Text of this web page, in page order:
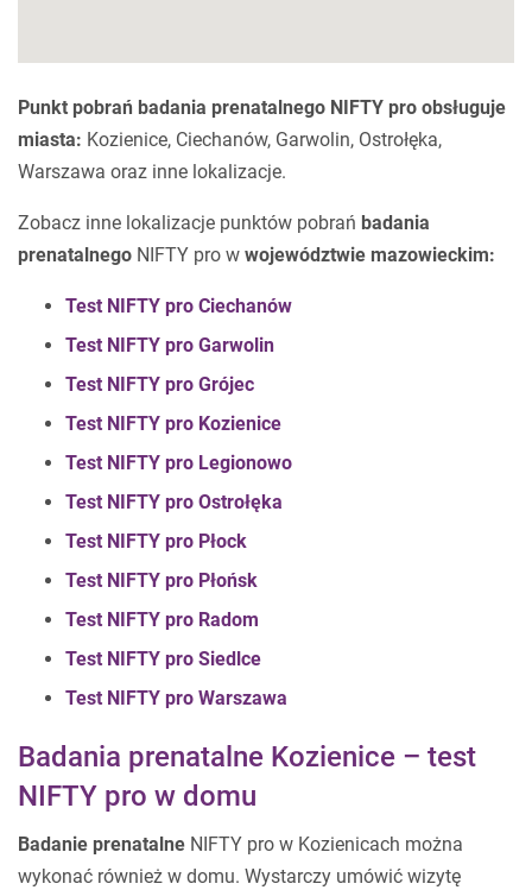
Punkt pobrań badania prenatalnego NIFTY pro obsługuje
miasta: Kozienice, Ciechanów, Garwolin, Ostrołęka,
Warszawa oraz inne lokalizacje.
Zobacz inne lokalizacje punktów pobrań badania
prenatalnego NIFTY pro w województwie mazowieckim:
Test NIFTY pro Ciechanów
Test NIFTY pro Garwolin
Test NIFTY pro Grójec
Test NIFTY pro Kozienice
Test NIFTY pro Legionowo
Test NIFTY pro Ostrołęka
Test NIFTY pro Płock
Test NIFTY pro Płońsk
Test NIFTY pro Radom
Test NIFTY pro Siedlce
Test NIFTY pro Warszawa
Badania prenatalne Kozienice – test
NIFTY pro w domu
Badanie prenatalne NIFTY pro w Kozienicach można
wykonać również w domu. Wystarczy umówić wizytę